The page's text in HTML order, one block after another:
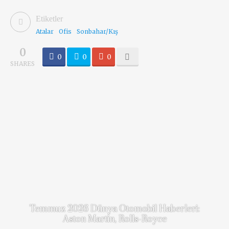
Etiketler
Atalar Ofis Sonbahar/Kış
0
SHARES
0 0 0
POSTS
Temmuz 2026 Dünya Otomobil Haberleri:
Aston Martin, Rolls-Royce